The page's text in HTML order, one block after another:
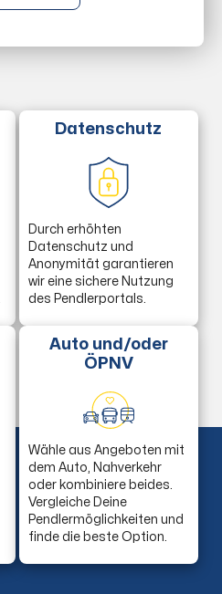
Datenschutz
Durch erhöhten
Datenschutz und
Anonymität garantieren
wir eine sichere Nutzung
des Pendlerportals.
Auto und/oder
ÖPNV
Wähle aus Angeboten mit
dem Auto, Nahverkehr
oder kombiniere beides.
Vergleiche Deine
Pendlermöglichkeiten und
finde die beste Option.